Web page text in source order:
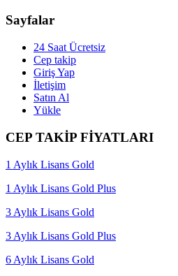
Sayfalar
24 Saat Ücretsiz
Cep takip
Giriş Yap
İletişim
Satın Al
Yükle
CEP TAKİP FİYATLARI
1 Aylık Lisans Gold
1 Aylık Lisans Gold Plus
3 Aylık Lisans Gold
3 Aylık Lisans Gold Plus
6 Aylık Lisans Gold